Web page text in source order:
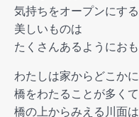
気持ちをオープンにす
美しいものは
たくさんあるようにお
わたしは家からどこか
橋をわたることが多くて
橋の上からみえる川面は